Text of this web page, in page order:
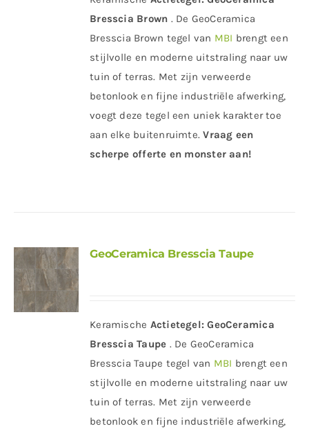
Bresscia Brown . De GeoCeramica
Bresscia Brown tegel van MBI brengt een
stijlvolle en moderne uitstraling naar uw
tuin of terras. Met zijn verweerde
betonlook en fijne industriële afwerking,
voegt deze tegel een uniek karakter toe
aan elke buitenruimte.Vraag een
scherpe offerte en monster aan!
GeoCeramica Bresscia Taupe
Keramische Actietegel: GeoCeramica
Bresscia Taupe . De GeoCeramica
Bresscia Taupe tegel van MBI brengt een
stijlvolle en moderne uitstraling naar uw
tuin of terras. Met zijn verweerde
betonlook en fijne industriële afwerking,